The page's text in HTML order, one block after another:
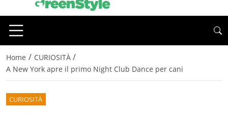
Home / CURIOSITÀ /
A New York apre il primo Night Club Dance per cani
CURIOSITÀ